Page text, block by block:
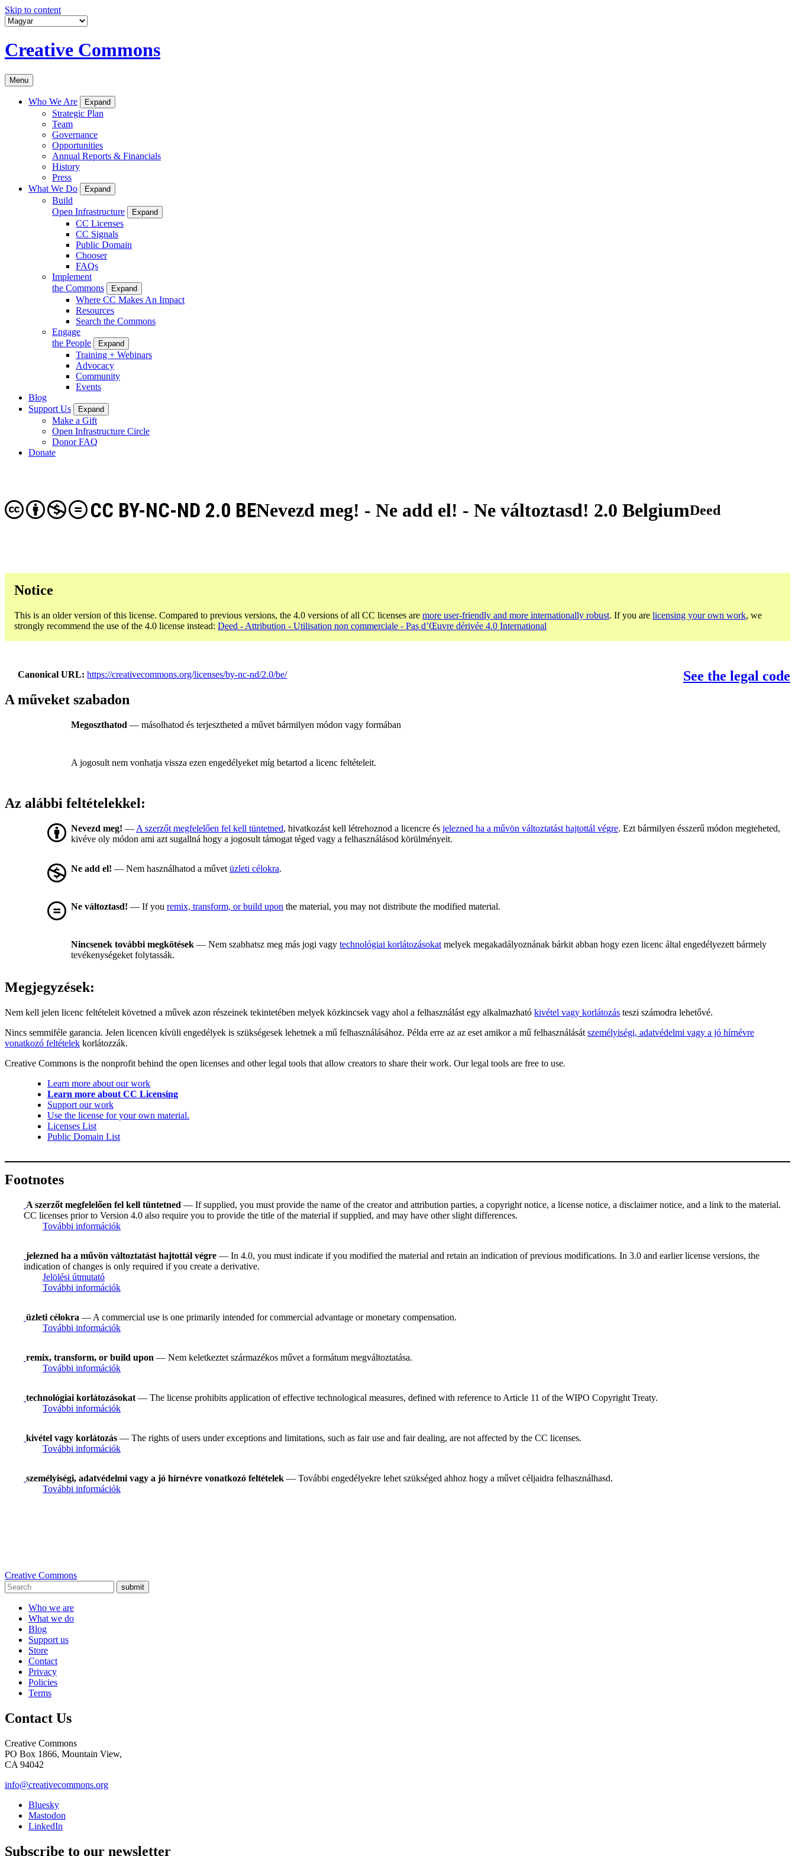
Skip to content
Creative Commons
Menu
Who We Are Expand
Strategic Plan
Team
Governance
Opportunities
Annual Reports & Financials
History
Press
What We Do
Expand
Build
Open Infrastructure
Expand
CC Licenses
CC Signals
Public Domain
Chooser
FAQs
Implement
the Commons
Expand
Where CC Makes An Impact
Resources
Search the Commons
Engage
the People
Expand
Training + Webinars
Advocacy
Community
Events
Blog
Support Us
Expand
Make a Gift
Open Infrastructure Circle
Donor FAQ
Donate
Nevezd meg! - Ne add el! - Ne változtasd! 2.0 Belgium
CC BY-NC-ND 2.0 BE Deed
Notice
This is an older version of this license. Compared to previous versions, the 4.0 versions of all CC licenses are more user-friendly and more internationally robust. If you are licensing your own work, we
strongly recommend the use of the 4.0 license instead: Deed - Attribution - Utilisation non commerciale - Pas d’Œuvre dérivée 4.0 International
Canonical URL https://creativecommons.org/licenses/by-nc-nd/2.0/be/
See the legal code
A műveket szabadon
Megoszthatod — másolhatod és terjesztheted a művet bármilyen módon vagy formában
A jogosult nem vonhatja vissza ezen engedélyeket míg betartod a licenc feltételeit.
Az alábbi feltételekkel:
Nevezd meg! — A szerzőt megfelelően fel kell tüntetned, hivatkozást kell létrehoznod a licencre és jelezned ha a művön változtatást hajtottál végre. Ezt bármilyen ésszerű módon megteheted,
kivéve oly módon ami azt sugallná hogy a jogosult támogat téged vagy a felhasználásod körülményeit.
Ne add el! — Nem használhatod a művet üzleti célokra.
Ne változtasd! — If you remix, transform, or build upon the material, you may not distribute the modified material.
Nincsenek további megkötések — Nem szabhatsz meg más jogi vagy technológiai korlátozásokat melyek megakadályoznának bárkit abban hogy ezen licenc által engedélyezett bármely
tevékenységeket folytassák.
Megjegyzések:
Nem kell jelen licenc feltételeit követned a művek azon részeinek tekintetében melyek közkincsek vagy ahol a felhasználást egy alkalmazható kivétel vagy korlátozás teszi számodra lehetővé.
Nincs semmiféle garancia. Jelen licencen kívüli engedélyek is szükségesek lehetnek a mű felhasználásához. Példa erre az az eset amikor a mű felhasználását személyiségi, adatvédelmi vagy a jó hírnévre
vonatkozó feltételek korlátozzák.
Creative Commons is the nonprofit behind the open licenses and other legal tools that allow creators to share their work. Our legal tools are free to use.
Learn more about our work
Learn more about CC Licensing
Support our work
Use the license for your own material.
Licenses List
Public Domain List
Footnotes
A szerzőt megfelelően fel kell tüntetned — If supplied, you must provide the name of the creator and attribution parties, a copyright notice, a license notice, a disclaimer notice, and a link to the material.
CC licenses prior to Version 4.0 also require you to provide the title of the material if supplied, and may have other slight differences.
További információk
jelezned ha a művön változtatást hajtottál végre — In 4.0, you must indicate if you modified the material and retain an indication of previous modifications. In 3.0 and earlier license versions, the
indication of changes is only required if you create a derivative.
Jelölési útmutató
További információk
üzleti célokra — A commercial use is one primarily intended for commercial advantage or monetary compensation.
További információk
remix, transform, or build upon — Nem keletkeztet származékos művet a formátum megváltoztatása.
További információk
technológiai korlátozásokat — The license prohibits application of effective technological measures, defined with reference to Article 11 of the WIPO Copyright Treaty.
További információk
kivétel vagy korlátozás — The rights of users under exceptions and limitations, such as fair use and fair dealing, are not affected by the CC licenses.
További információk
személyiségi, adatvédelmi vagy a jó hírnévre vonatkozó feltételek — További engedélyekre lehet szükséged ahhoz hogy a művet céljaidra felhasználhasd.
További információk
Creative Commons
submit
Who we are
What we do
Blog
Support us
Store
Contact
Privacy
Policies
Terms
Contact Us
Creative Commons
PO Box 1866, Mountain View,
CA 94042
info@creativecommons.org
Bluesky
Mastodon
LinkedIn
Subscribe to our newsletter